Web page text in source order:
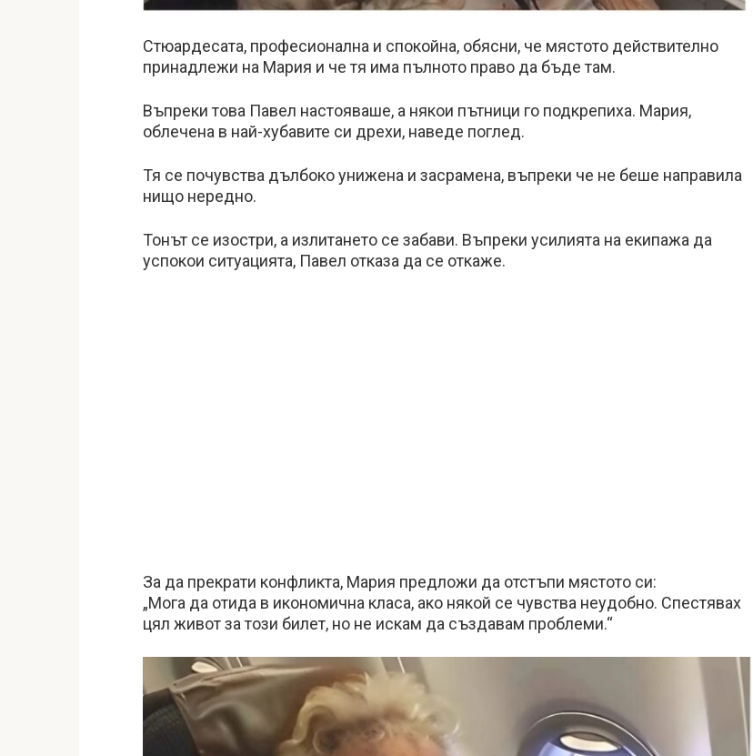
Стюардесата, професионална и спокойна, обясни, че мястото действително
принадлежи на Мария и че тя има пълното право да бъде там.
Въпреки това Павел настояваше, а някои пътници го подкрепиха. Мария,
облечена в най-хубавите си дрехи, наведе поглед.
Тя се почувства дълбоко унижена и засрамена, въпреки че не беше направила
нищо нередно.
Тонът се изостри, а излитането се забави. Въпреки усилията на екипажа да
успокои ситуацията, Павел отказа да се откаже.
За да прекрати конфликта, Мария предложи да отстъпи мястото си:
„Мога да отида в икономична класа, ако някой се чувства неудобно. Спестявах
цял живот за този билет, но не искам да създавам проблеми.“